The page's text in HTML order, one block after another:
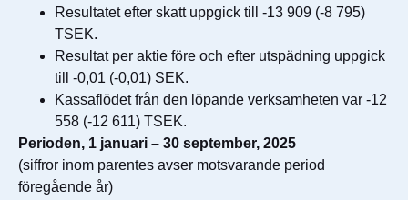
Resultatet efter skatt uppgick till -13 909 (-8 795)
TSEK.
Resultat per aktie före och efter utspädning uppgick
till -0,01 (-0,01) SEK.
Kassaflödet från den löpande verksamheten var -12
558 (-12 611) TSEK.
Perioden, 1 januari – 30 september, 2025
(siffror inom parentes avser motsvarande period
föregående år)